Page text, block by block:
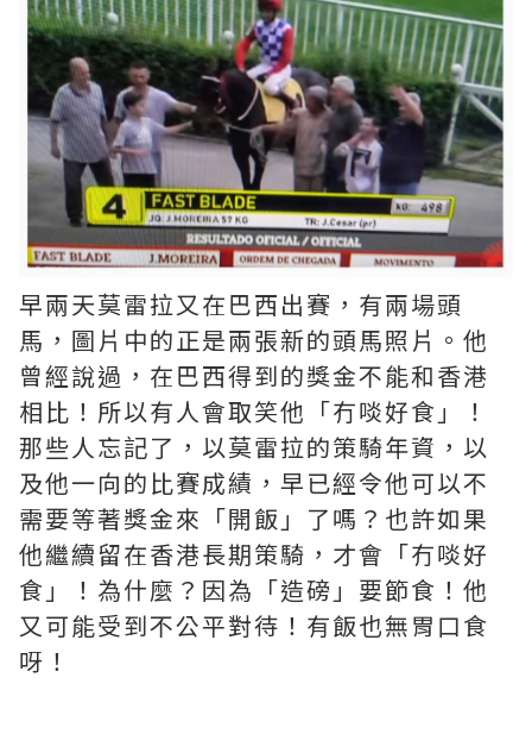
早兩天莫雷拉又在巴西出賽，有兩場頭
馬，圖片中的正是兩張新的頭馬照片。他
曾經說過，在巴西得到的獎金不能和香港
相比！所以有人會取笑他「冇啖好食」！
那些人忘記了，以莫雷拉的策騎年資，以
及他一向的比賽成績，早已經令他可以不
需要等著獎金來「開飯」了嗎？也許如果
他繼續留在香港長期策騎，才會「冇啖好
食」！為什麼？因為「造磅」要節食！他
又可能受到不公平對待！有飯也無胃口食
呀！